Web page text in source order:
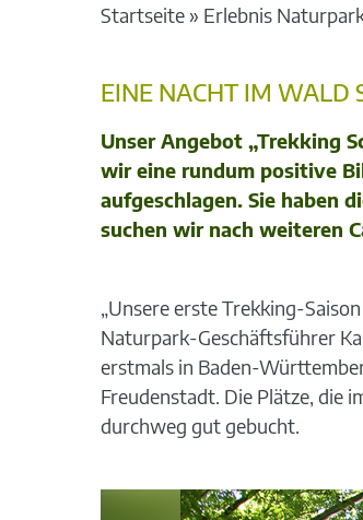
Startseite» Erlebnis
EINE NACHT IM WALD
Unser Angebot „Trekking
wir eine rundum positive
aufgeschlagen. Sie haben
suchen wir nach weiteren
„Unsere erste Trekking-
Naturpark-Geschäftsführer
erstmals in Baden-
Freudenstadt. Die Plätze, die
durchweg gut gebucht.